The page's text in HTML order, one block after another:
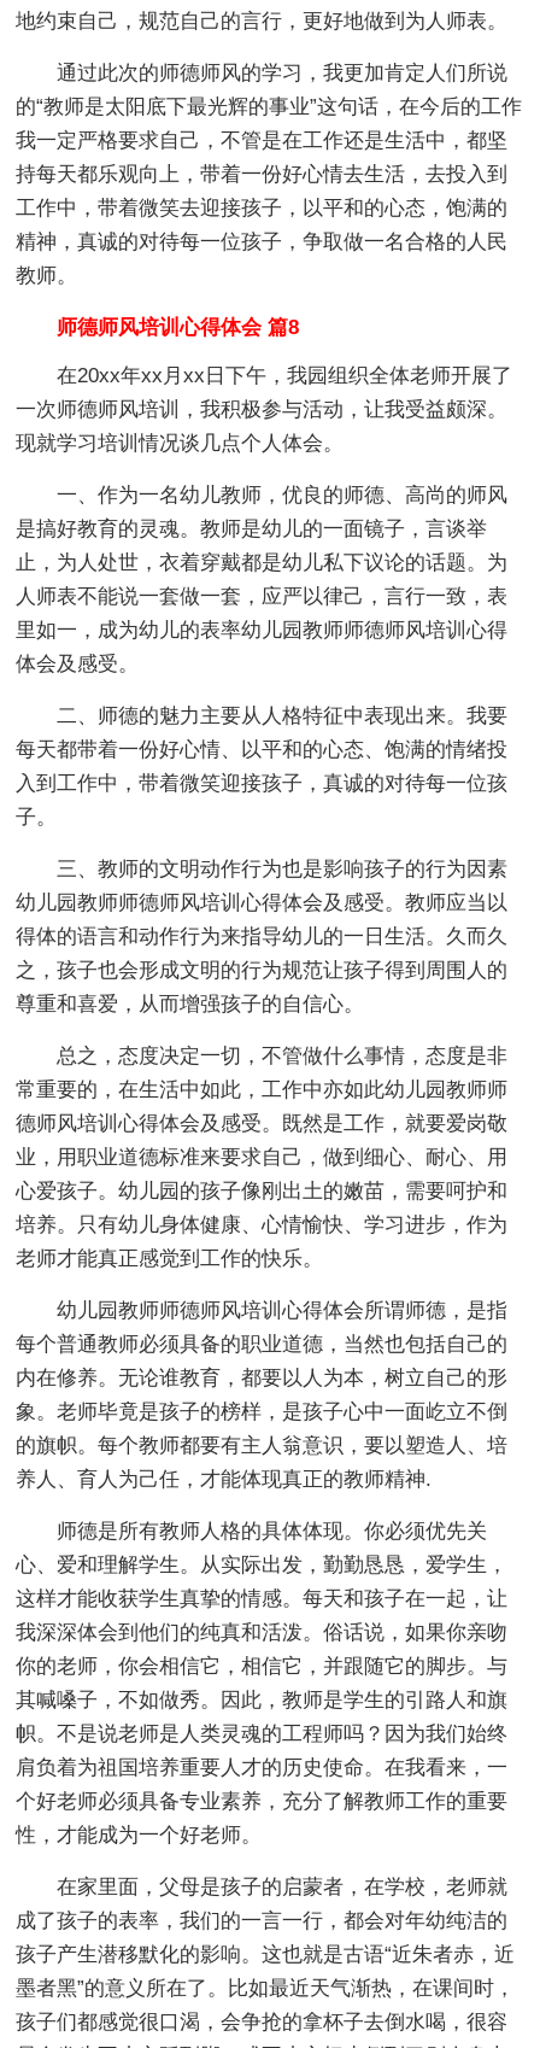
地约束自己，规范自己的言行，更好地做到为人师表。
通过此次的师德师风的学习，我更加肯定人们所说
的“教师是太阳底下最光辉的事业”这句话，在今后的工作
我一定严格要求自己，不管是在工作还是生活中，都坚
持每天都乐观向上，带着一份好心情去生活，去投入到
工作中，带着微笑去迎接孩子，以平和的心态，饱满的
精神，真诚的对待每一位孩子，争取做一名合格的人民
教师。
师德师风培训心得体会 篇8
在20xx年xx月xx日下午，我园组织全体老师开展了
一次师德师风培训，我积极参与活动，让我受益颇深。
现就学习培训情况谈几点个人体会。
一、作为一名幼儿教师，优良的师德、高尚的师风
是搞好教育的灵魂。教师是幼儿的一面镜子，言谈举
止，为人处世，衣着穿戴都是幼儿私下议论的话题。为
人师表不能说一套做一套，应严以律己，言行一致，表
里如一，成为幼儿的表率幼儿园教师师德师风培训心得
体会及感受。
二、师德的魅力主要从人格特征中表现出来。我要
每天都带着一份好心情、以平和的心态、饱满的情绪投
入到工作中，带着微笑迎接孩子，真诚的对待每一位孩
子。
三、教师的文明动作行为也是影响孩子的行为因素
幼儿园教师师德师风培训心得体会及感受。教师应当以
得体的语言和动作行为来指导幼儿的一日生活。久而久
之，孩子也会形成文明的行为规范让孩子得到周围人的
尊重和喜爱，从而增强孩子的自信心。
总之，态度决定一切，不管做什么事情，态度是非
常重要的，在生活中如此，工作中亦如此幼儿园教师师
德师风培训心得体会及感受。既然是工作，就要爱岗敬
业，用职业道德标准来要求自己，做到细心、耐心、用
心爱孩子。幼儿园的孩子像刚出土的嫩苗，需要呵护和
培养。只有幼儿身体健康、心情愉快、学习进步，作为
老师才能真正感觉到工作的快乐。
幼儿园教师师德师风培训心得体会所谓师德，是指
每个普通教师必须具备的职业道德，当然也包括自己的
内在修养。无论谁教育，都要以人为本，树立自己的形
象。老师毕竟是孩子的榜样，是孩子心中一面屹立不倒
的旗帜。每个教师都要有主人翁意识，要以塑造人、培
养人、育人为己任，才能体现真正的教师精神.
师德是所有教师人格的具体体现。你必须优先关
心、爱和理解学生。从实际出发，勤勤恳恳，爱学生，
这样才能收获学生真挚的情感。每天和孩子在一起，让
我深深体会到他们的纯真和活泼。俗话说，如果你亲吻
你的老师，你会相信它，相信它，并跟随它的脚步。与
其喊嗓子，不如做秀。因此，教师是学生的引路人和旗
帜。不是说老师是人类灵魂的工程师吗？因为我们始终
肩负着为祖国培养重要人才的历史使命。在我看来，一
个好老师必须具备专业素养，充分了解教师工作的重要
性，才能成为一个好老师。
在家里面，父母是孩子的启蒙者，在学校，老师就
成了孩子的表率，我们的一言一行，都会对年幼纯洁的
孩子产生潜移默化的影响。这也就是古语“近朱者赤，近
墨者黑”的意义所在了。比如最近天气渐热，在课间时，
孩子们都感觉很口渴，会争抢的拿杯子去倒水喝，很容